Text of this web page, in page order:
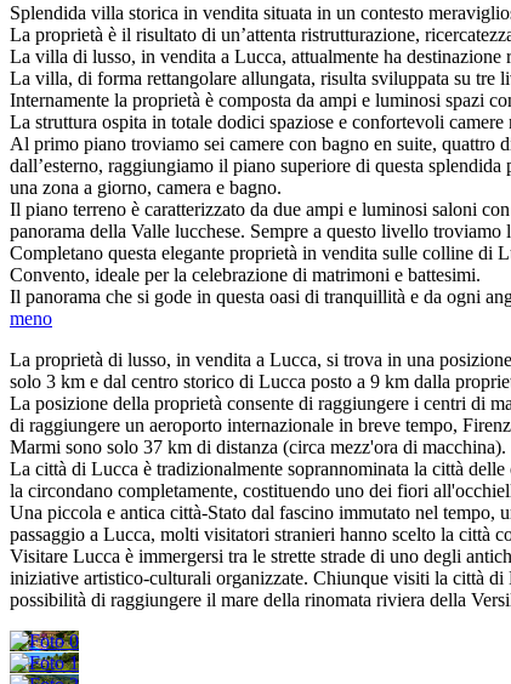
Splendida villa storica in vendita situata in un contesto
La proprietà è il risultato di un’attenta ristrutturazione,
La villa di lusso, in vendita a Lucca, attualmente ha
La villa, di forma rettangolare allungata, risulta sviluppata su tre
Internamente la proprietà è composta da ampi e luminosi spazi
La struttura ospita in totale dodici spaziose e confortevoli
Al primo piano troviamo sei camere con bagno en suite, quattro
dall’esterno, raggiungiamo il piano superiore di questa
una zona a giorno, camera e bagno.
Il piano terreno è caratterizzato da due ampi e luminosi saloni
panorama della Valle lucchese. Sempre a questo livello
Completano questa elegante proprietà in vendita sulle colline di
Convento, ideale per la celebrazione di matrimoni e battesimi.
Il panorama che si gode in questa oasi di tranquillità e da ogni
meno
La proprietà di lusso, in vendita a Lucca, si trova in una
solo 3 km e dal centro storico di Lucca posto a 9 km dalla
La posizione della proprietà consente di raggiungere i centri di
di raggiungere un aeroporto internazionale in breve tempo,
Marmi sono solo 37 km di distanza (circa mezz'ora di macchina).
La città di Lucca è tradizionalmente soprannominata la città
la circondano completamente, costituendo uno dei fiori
Una piccola e antica città-Stato dal fascino immutato nel tempo,
passaggio a Lucca, molti visitatori stranieri hanno scelto la città
Visitare Lucca è immergersi tra le strette strade di uno degli
iniziative artistico-culturali organizzate. Chiunque visiti la città di
possibilità di raggiungere il mare della rinomata riviera della